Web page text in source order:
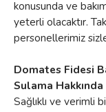
konusunda ve
yeterli olacaktır.
personellerimiz
Domates Fidesi
Sulama
Sağlıklı ve verimli